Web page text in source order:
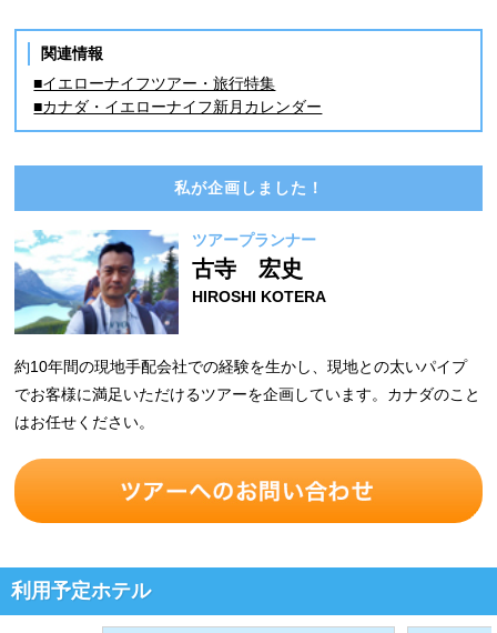
関連情報
■イエローナイフツアー・旅行特集
■カナダ・イエローナイフ新月カレンダー
私が企画しました！
ツアープランナー
古寺 宏史
HIROSHI KOTERA
約10年間の現地手配会社での経験を生かし、現地との太いパイプ
でお客様に満足いただけるツアーを企画しています。カナダのこと
はお任せください。
利用予定ホテル